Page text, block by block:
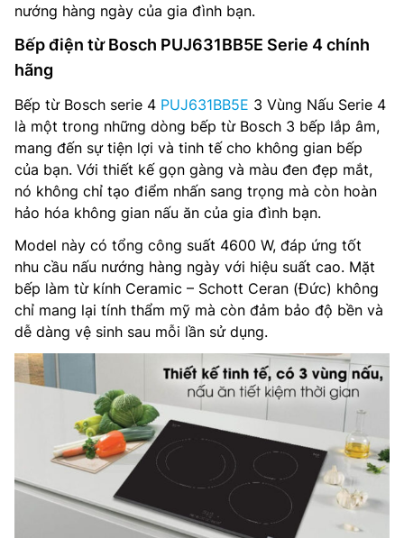
nướng hàng ngày của gia đình bạn.
Bếp điện từ Bosch PUJ631BB5E Serie 4 chính
hãng
Bếp từ Bosch serie 4 PUJ631BB5E 3 Vùng Nấu Serie 4
là một trong những dòng bếp từ Bosch 3 bếp lắp âm,
mang đến sự tiện lợi và tinh tế cho không gian bếp
của bạn. Với thiết kế gọn gàng và màu đen đẹp mắt,
nó không chỉ tạo điểm nhấn sang trọng mà còn hoàn
hảo hóa không gian nấu ăn của gia đình bạn.
Model này có tổng công suất 4600 W, đáp ứng tốt
nhu cầu nấu nướng hàng ngày với hiệu suất cao. Mặt
bếp làm từ kính Ceramic – Schott Ceran (Đức) không
chỉ mang lại tính thẩm mỹ mà còn đảm bảo độ bền và
dễ dàng vệ sinh sau mỗi lần sử dụng.